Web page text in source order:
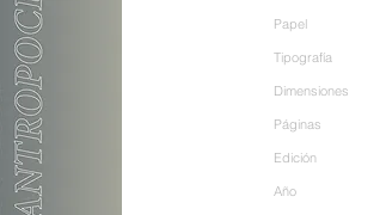
Papel
Tipografía
Dimensiones
Páginas
Edición
Año